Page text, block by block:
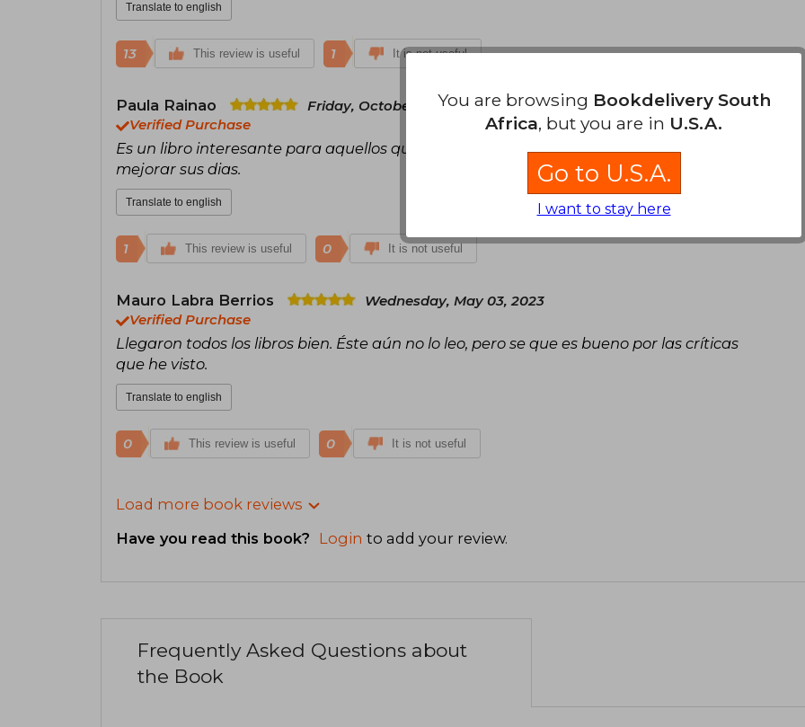
Translate to english
13 This review is useful 1 It is not useful
Paula Rainao
Friday, October 21, 2022
Verified Purchase
Es un libro interesante para aquellos que quieren formar hábitos o que desean
mejorar sus dias.
Translate to english
1 This review is useful 0 It is not useful
Mauro Labra Berrios
Wednesday, May 03, 2023
Verified Purchase
Llegaron todos los libros bien. Éste aún no lo leo, pero se que es bueno por las críticas
que he visto.
Translate to english
0 This review is useful 0 It is not useful
Load more book reviews
Have you read this book? Login to add your review.
Frequently Asked Questions about
the Book
You are browsing Bookdelivery South
Africa, but you are in U.S.A.
Go to U.S.A.
I want to stay here